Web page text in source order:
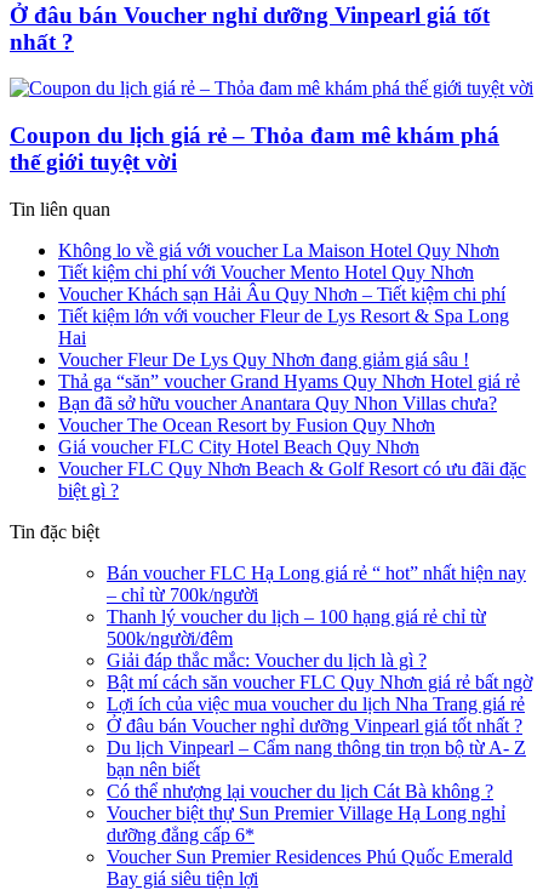
Ở đâu bán Voucher nghỉ dưỡng Vinpearl giá tốt
nhất ?
Coupon du lịch giá rẻ – Thỏa đam mê khám phá
thế giới tuyệt vời
Tin liên quan
Không lo về giá với voucher La Maison Hotel Quy Nhơn
Tiết kiệm chi phí với Voucher Mento Hotel Quy Nhơn
Voucher Khách sạn Hải Âu Quy Nhơn – Tiết kiệm chi phí
Tiết kiệm lớn với voucher Fleur de Lys Resort & Spa Long
Hai
Voucher Fleur De Lys Quy Nhơn đang giảm giá sâu !
Thả ga “săn” voucher Grand Hyams Quy Nhơn Hotel giá rẻ
Bạn đã sở hữu voucher Anantara Quy Nhon Villas chưa?
Voucher The Ocean Resort by Fusion Quy Nhơn
Giá voucher FLC City Hotel Beach Quy Nhơn
Voucher FLC Quy Nhơn Beach & Golf Resort có ưu đãi đặc
biệt gì ?
Tin đặc biệt
Bán voucher FLC Hạ Long giá rẻ “ hot” nhất hiện nay
– chỉ từ 700k/người
Thanh lý voucher du lịch – 100 hạng giá rẻ chỉ từ
500k/người/đêm
Giải đáp thắc mắc: Voucher du lịch là gì ?
Bật mí cách săn voucher FLC Quy Nhơn giá rẻ bất ngờ
Lợi ích của việc mua voucher du lịch Nha Trang giá rẻ
Ở đâu bán Voucher nghỉ dưỡng Vinpearl giá tốt nhất ?
Du lịch Vinpearl – Cẩm nang thông tin trọn bộ từ A- Z
bạn nên biết
Có thể nhượng lại voucher du lịch Cát Bà không ?
Voucher biệt thự Sun Premier Village Hạ Long nghỉ
dưỡng đẳng cấp 6*
Voucher Sun Premier Residences Phú Quốc Emerald
Bay giá siêu tiện lợi